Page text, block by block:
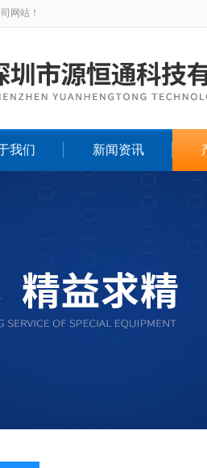
网站！
我们 新闻资讯